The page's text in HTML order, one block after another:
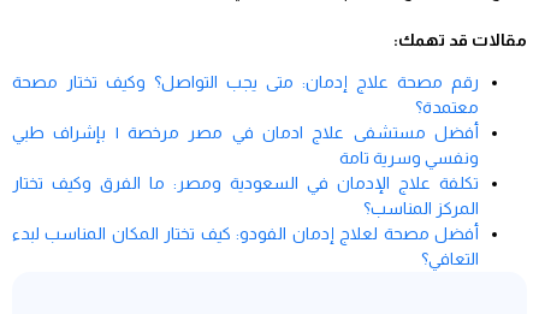
مقالات قد تهمك:
رقم مصحة علاج إدمان: متى يجب التواصل؟ وكيف تختار مصحة
معتمدة؟
أفضل مستشفى علاج ادمان في مصر مرخصة | بإشراف طبي
ونفسي وسرية تامة
تكلفة علاج الإدمان في السعودية ومصر: ما الفرق وكيف تختار
المركز المناسب؟
أفضل مصحة لعلاج إدمان الفودو: كيف تختار المكان المناسب لبدء
التعافي؟